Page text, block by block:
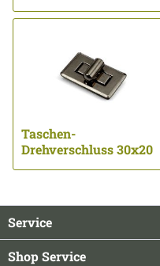
Taschen-
Drehverschluss 30x20
Service
Shop Service